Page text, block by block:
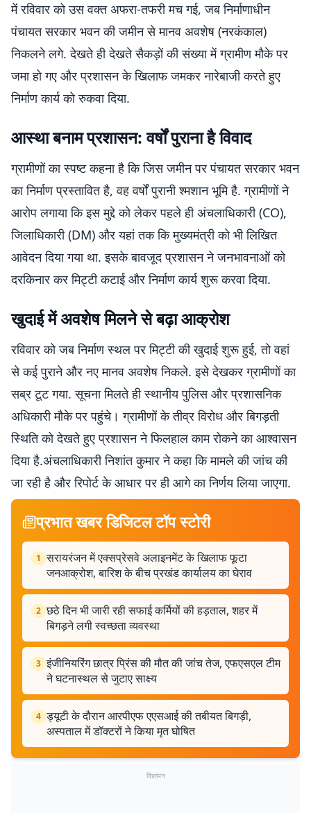
में रविवार को उस वक्त अफरा-तफरी मच गई, जब निर्माणाधीन
पंचायत सरकार भवन की जमीन से मानव अवशेष (नरकंकाल)
निकलने लगे. देखते ही देखते सैकड़ों की संख्या में ग्रामीण मौके पर
जमा हो गए और प्रशासन के खिलाफ जमकर नारेबाजी करते हुए
निर्माण कार्य को रुकवा दिया.
आस्था बनाम प्रशासन: वर्षों पुराना है विवाद
ग्रामीणों का स्पष्ट कहना है कि जिस जमीन पर पंचायत सरकार भवन
का निर्माण प्रस्तावित है, वह वर्षों पुरानी श्मशान भूमि है. ग्रामीणों ने
आरोप लगाया कि इस मुद्दे को लेकर पहले ही अंचलाधिकारी (CO),
जिलाधिकारी (DM) और यहां तक कि मुख्यमंत्री को भी लिखित
आवेदन दिया गया था. इसके बावजूद प्रशासन ने जनभावनाओं को
दरकिनार कर मिट्टी कटाई और निर्माण कार्य शुरू करवा दिया.
खुदाई में अवशेष मिलने से बढ़ा आक्रोश
रविवार को जब निर्माण स्थल पर मिट्टी की खुदाई शुरू हुई, तो वहां
से कई पुराने और नए मानव अवशेष निकले. इसे देखकर ग्रामीणों का
सब्र टूट गया. सूचना मिलते ही स्थानीय पुलिस और प्रशासनिक
अधिकारी मौके पर पहुंचे। ग्रामीणों के तीव्र विरोध और बिगड़ती
स्थिति को देखते हुए प्रशासन ने फिलहाल काम रोकने का आश्वासन
दिया है.अंचलाधिकारी निशांत कुमार ने कहा कि मामले की जांच की
जा रही है और रिपोर्ट के आधार पर ही आगे का निर्णय लिया जाएगा.
प्रभात खबर डिजिटल टॉप स्टोरी
1 सरायरंजन में एक्सप्रेसवे अलाइनमेंट के खिलाफ फूटा
जनआक्रोश, बारिश के बीच प्रखंड कार्यालय का घेराव
2 छठे दिन भी जारी रही सफाई कर्मियों की हड़ताल, शहर में
बिगड़ने लगी स्वच्छता व्यवस्था
3 इंजीनियरिंग छात्र प्रिंस की मौत की जांच तेज, एफएसएल टीम
ने घटनास्थल से जुटाए साक्ष्य
4 ड्यूटी के दौरान आरपीएफ एएसआई की तबीयत बिगड़ी,
अस्पताल में डॉक्टरों ने किया मृत घोषित
विज्ञापन